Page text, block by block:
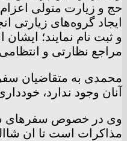
حج و زیارت متولی
و ثبت نام نمایند؛
مراجع نظارتی و
محمدی به متقاضیان
آنان وجود ندارد،
وی در خصوص سفر‌های
مذاکرات است تا ان